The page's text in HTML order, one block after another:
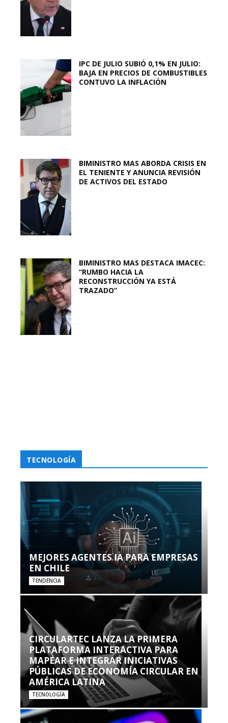
IPC DE JULIO SUBIÓ 0,1% EN JULIO:
BAJA EN PRECIOS DE COMBUSTIBLES
CONTUVO LA INFLACIÓN
BIMINISTRO MAS ABORDA CRISIS EN
EL TENIENTE Y ANUNCIA REVISIÓN
DE ACTIVOS DEL ESTADO
BIMINISTRO MAS DESTACA IMACEC:
“RUMBO HACIA LA
RECONSTRUCCIÓN YA ESTÁ
TRAZADO”
TECNOLOGÍA
MEJORES AGENTES IA PARA EMPRESAS
EN CHILE
TENDENCIA
CIRCULARTEC LANZA LA PRIMERA
PLATAFORMA INTERACTIVA PARA
MAPEAR E INTEGRAR INICIATIVAS
PÚBLICAS DE ECONOMÍA CIRCULAR EN
AMÉRICA LATINA
TECNOLOGÍA